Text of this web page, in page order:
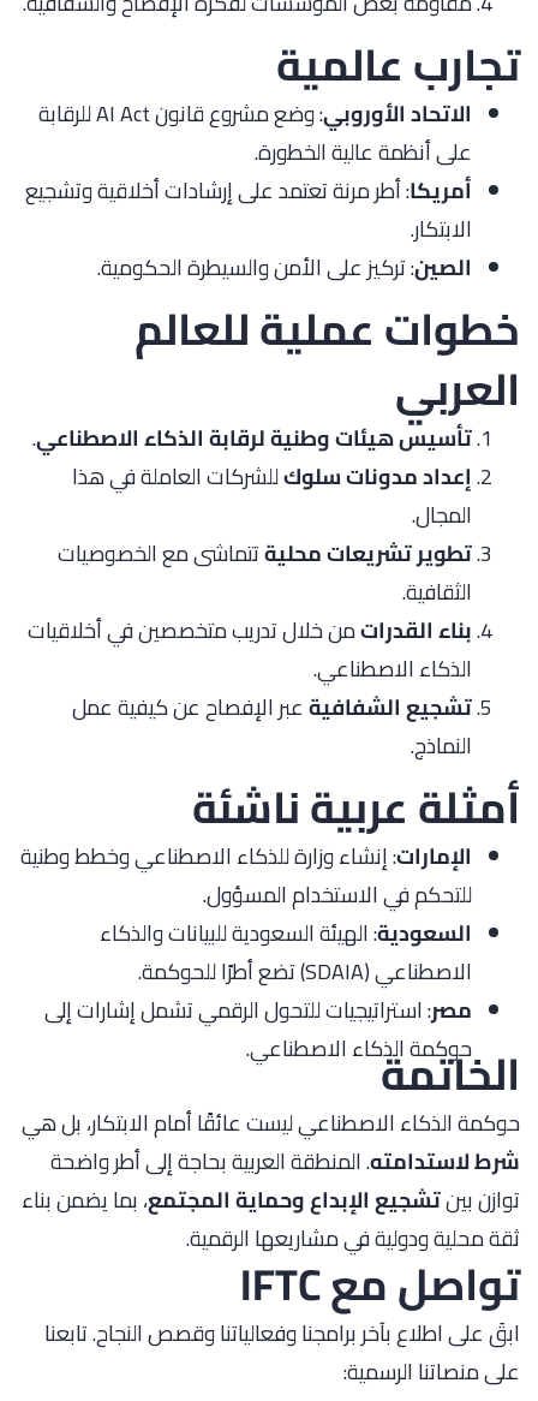
تجارب عالمية
الاتحاد الأوروبي
: وضع مشروع قانون AI Act للرقابة
على أنظمة عالية الخطورة.
أمريكا: أطر مرنة تعتمد على إرشادات أخلاقية وتشجيع
الابتكار.
الصين: تركيز على الأمن والسيطرة الحكومية.
خطوات عملية للعالم
العربي
تأسيس هيئات وطنية لرقابة الذكاء الاصطناعي.
إعداد مدونات سلوكللشركات العاملة في هذا
المجال.
تطوير تشريعات محليةتتماشى مع الخصوصيات
الثقافية.
بناء القدراتمن خلال تدريب متخصصين في أخلاقيات
الذكاء الاصطناعي.
تشجيع الشفافيةعبر الإفصاح عن كيفية عمل
النماذج.
أمثلة عربية ناشئة
الإمارات: إنشاء وزارة للذكاء الاصطناعي وخطط وطنية
للتحكم في الاستخدام المسؤول.
السعودية: الهيئة السعودية للبيانات والذكاء
الاصطناعي (SDAIA) تضع أطرًا للحوكمة.
مصر: استراتيجيات للتحول الرقمي تشمل إشارات إلى
حوكمة الذكاء الاصطناعي.
الخاتمة
حوكمة الذكاء الاصطناعي ليست عائقًا أمام الابتكار، بل هي
شرط لاستدامته. المنطقة العربية بحاجة إلى أطر واضحة
توازن بينتشجيع الإبداع وحماية المجتمع، بما يضمن بناء
ثقة محلية ودولية في مشاريعها الرقمية.
تواصل مع IFTC
ابقَ على اطلاع بآخر برامجنا وفعالياتنا وقصص النجاح. تابعنا
على منصاتنا الرسمية: